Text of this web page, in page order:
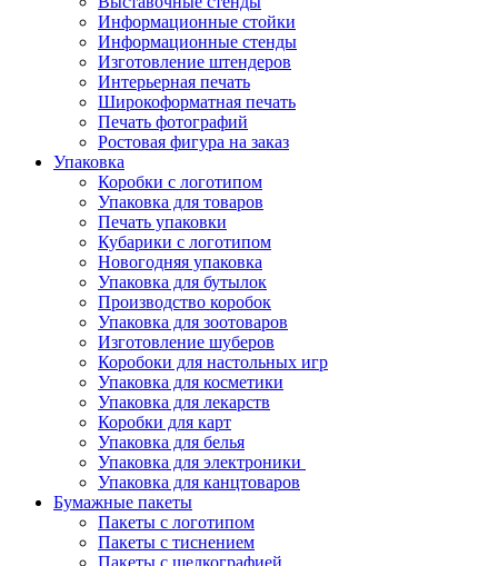
Информационные стойки
Информационные стенды
Изготовление штендеров
Интерьерная печать
Широкоформатная печать
Печать фотографий
Ростовая фигура на заказ
Упаковка
Коробки с логотипом
Упаковка для товаров
Печать упаковки
Кубарики с логотипом
Новогодняя упаковка
Упаковка для бутылок
Производство коробок
Упаковка для зоотоваров
Изготовление шуберов
Коробоки для настольных игр
Упаковка для косметики
Упаковка для лекарств
Коробки для карт
Упаковка для белья
Упаковка для электроники
Упаковка для канцтоваров
Бумажные пакеты
Пакеты с логотипом
Пакеты с тиснением
Пакеты с шелкографией